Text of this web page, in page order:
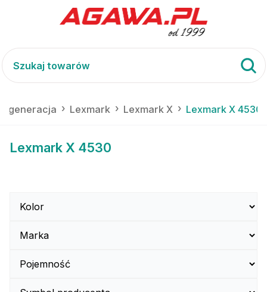
Lexmark Lexmark X Lexmark X 4530
Lexmark X 4530